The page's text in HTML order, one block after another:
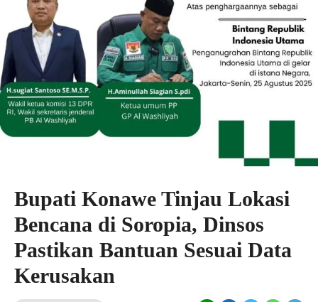
Bupati Konawe Tinjau Lokasi
Bencana di Soropia, Dinsos
Pastikan Bantuan Sesuai Data
Kerusakan